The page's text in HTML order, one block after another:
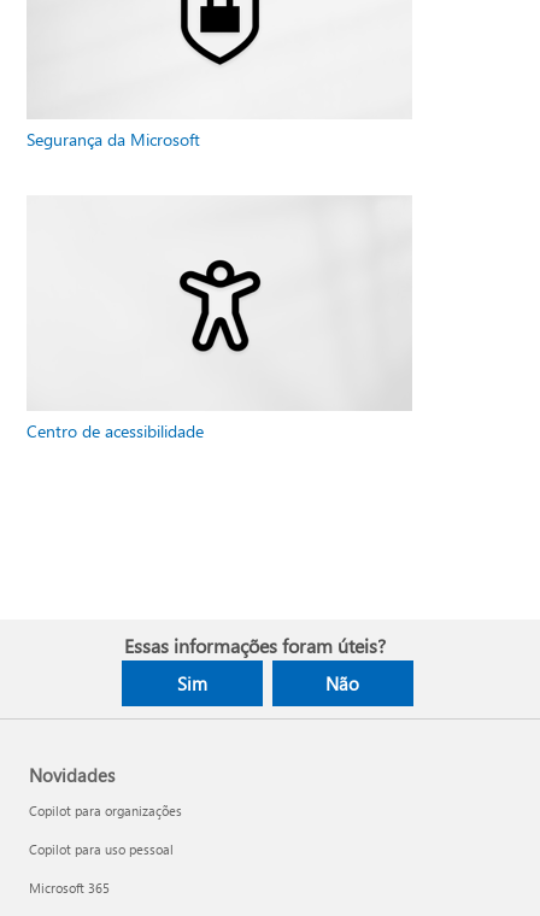
Segurança da Microsoft
Centro de acessibilidade
Essas informações foram úteis?
Sim Não
Novidades
Copilot para organizações
Copilot para uso pessoal
Microsoft 365